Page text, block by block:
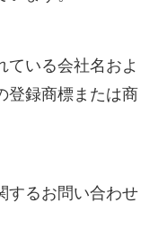
ている会社名およ
登録商標または商
するお問い合わせ